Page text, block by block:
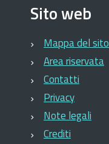
funzionari
Architetti
Storici
dell'Arte.
Seguirà
dibattito.
Sito web
Mappa del sito
Area riservata
Contatti
Privacy
Note legali
Crediti